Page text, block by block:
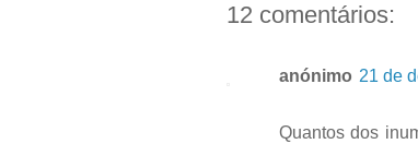
12 comentários:
anónimo 21 de
Quantos dos